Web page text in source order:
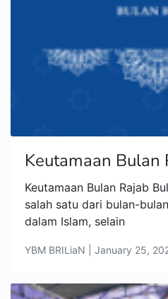
Keutamaan Bulan
Keutamaan Bulan Rajab
salah satu dari bulan-
dalam Islam, selain
YBM BRILiaN | January 25,